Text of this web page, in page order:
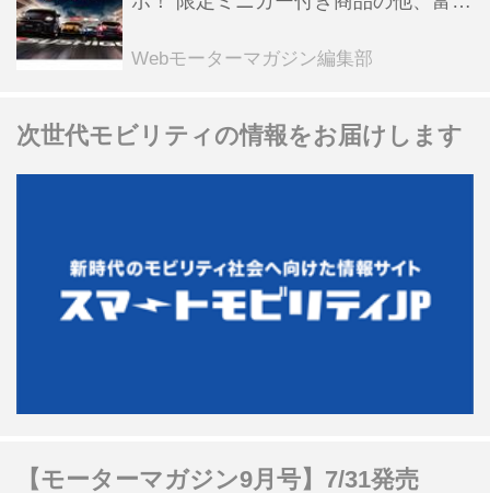
る抽選企画などを展開
Webモーターマガジン編集部
次世代モビリティの情報をお届けします
【モーターマガジン9月号】7/31発売